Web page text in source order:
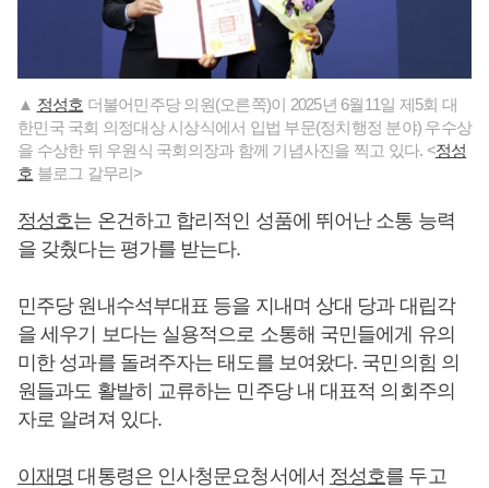
▲ 정성호 더불어민주당 의원(오른쪽)이 2025년 6월11일 제5회 대
한민국 국회 의정대상 시상식에서 입법 부문(정치행정 분야) 우수상
을 수상한 뒤 우원식 국회의장과 함께 기념사진을 찍고 있다. <정성
호 블로그 갈무리>
정성호는 온건하고 합리적인 성품에 뛰어난 소통 능력
을 갖췄다는 평가를 받는다.
민주당 원내수석부대표 등을 지내며 상대 당과 대립각
을 세우기 보다는 실용적으로 소통해 국민들에게 유의
미한 성과를 돌려주자는 태도를 보여왔다. 국민의힘 의
원들과도 활발히 교류하는 민주당 내 대표적 의회주의
자로 알려져 있다.
이재명 대통령은 인사청문요청서에서 정성호를 두고